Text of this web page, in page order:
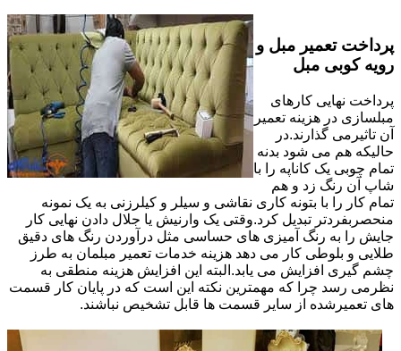
پرداخت تعمیر مبل و
رویه کوبی مبل
پرداخت نهایی کارهای
مبلسازی در هزینه تعمیر
آن تاثیرمی گذارند.در
حالیکه هم می شود بدنه
تمام چوبی یک کاناپه را با
شاپ آن رنگ زد و هم
تمام کار را با بتونه کاری نقاشی و سیلر و کیلرزنی به یک نمونه
منحصربفردتر تبدیل کرد.وقتی یک وارنیش یا جلال دادن نهایی کار
جایش را به رنگ آمیزی های حساسی مثل درآوردن رنگ های دقیق
طلایی و بلوطی کار می دهد هزینه خدمات تعمیر مبلمان به طرز
چشم گیری افزایش می یابد.البته این افزایش هزینه منطقی به
نظرمی رسد چرا که مهمترین نکته این است که در پایان کار قسمت
های تعمیرشده از سایر قسمت ها قابل تشخیص نباشند.